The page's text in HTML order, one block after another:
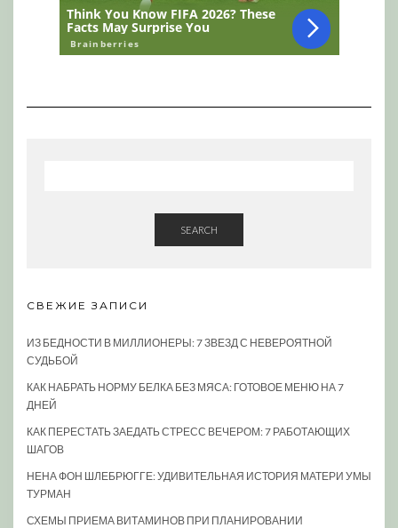
SEARCH
СВЕЖИЕ ЗАПИСИ
ИЗ БЕДНОСТИ В МИЛЛИОНЕРЫ: 7 ЗВЕЗД С НЕВЕРОЯТНОЙ
СУДЬБОЙ
КАК НАБРАТЬ НОРМУ БЕЛКА БЕЗ МЯСА: ГОТОВОЕ МЕНЮ НА 7
ДНЕЙ
КАК ПЕРЕСТАТЬ ЗАЕДАТЬ СТРЕСС ВЕЧЕРОМ: 7 РАБОТАЮЩИХ
ШАГОВ
НЕНА ФОН ШЛЕБРЮГГЕ: УДИВИТЕЛЬНАЯ ИСТОРИЯ МАТЕРИ УМЫ
ТУРМАН
СХЕМЫ ПРИЕМА ВИТАМИНОВ ПРИ ПЛАНИРОВАНИИ